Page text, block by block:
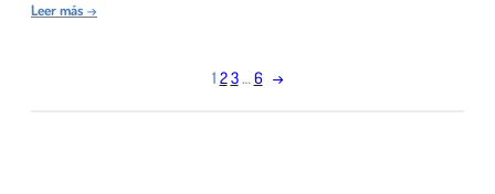
entender
Leer más →
1 23 … 6 →